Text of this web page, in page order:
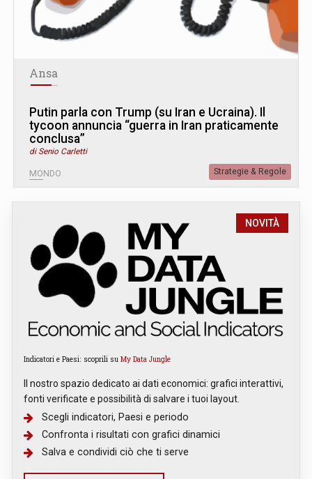
Ansa
Putin parla con Trump (su Iran e Ucraina). Il
tycoon annuncia “guerra in Iran praticamente
conclusa”
di Senio Carletti
MONDO Strategie & Regole
NOVITÀ
Indicatori e Paesi: scoprili su My Data Jungle
Il nostro spazio dedicato ai dati economici: grafici interattivi,
fonti verificate e possibilità di salvare i tuoi layout.
Scegli indicatori, Paesi e periodo
Confronta i risultati con grafici dinamici
Salva e condividi ciò che ti serve